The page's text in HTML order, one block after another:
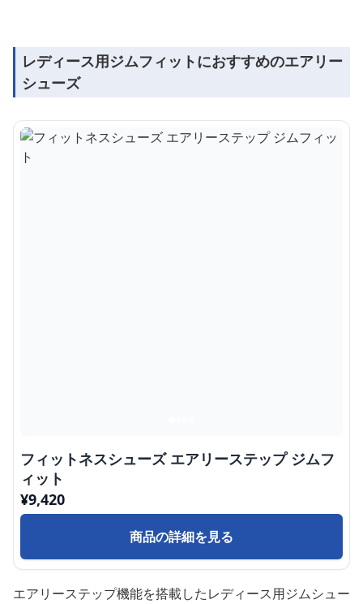
レディース用ジムフィットにおすすめのエアリー
シューズ
フィットネスシューズ エアリーステップ ジムフ
ィット
¥9,420
商品の詳細を見る
エアリーステップ機能を搭載したレディース用ジムシュー